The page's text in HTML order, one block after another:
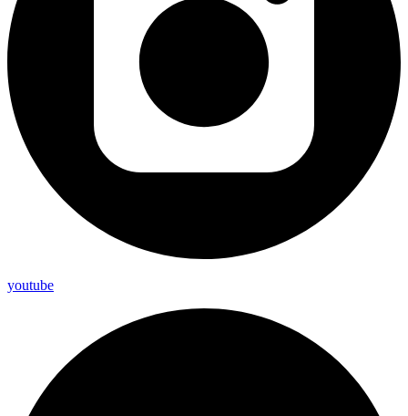
youtube